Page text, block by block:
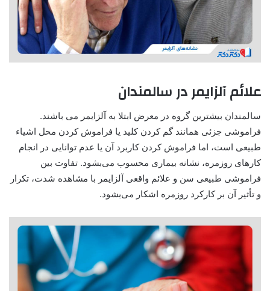
علائم آلزایمر در سالمندان
سالمندان بیشترین گروه در معرض ابتلا به آلزایمر می باشند.
فراموشی جزئی همانند گم کردن کلید یا فراموش کردن محل اشیاء
طبیعی است، اما فراموش کردن کاربرد آن یا عدم توانایی در انجام
کارهای روزمره، نشانه بیماری محسوب می‌بشود. تفاوت بین
فراموشی طبیعی سن و علائم واقعی آلزایمر با مشاهده شدت، تکرار
و تأثیر آن بر کارکرد روزمره اشکار می‌بشود.